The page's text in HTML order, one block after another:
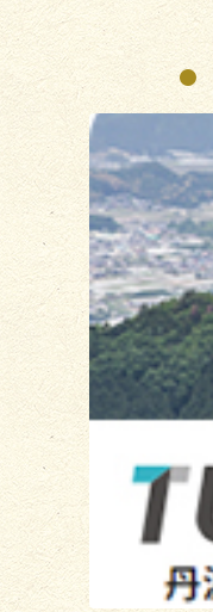
3
枚
目
の
ス